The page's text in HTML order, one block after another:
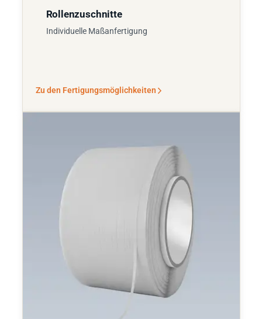
Rollenzuschnitte
Individuelle Maßanfertigung
Zu den Fertigungsmöglichkeiten